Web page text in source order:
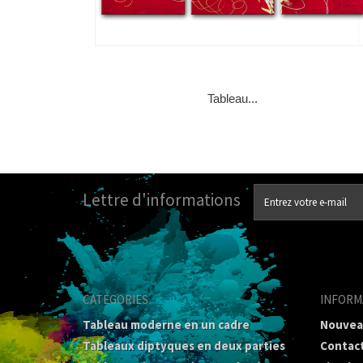
Tableau...
Lettre d'informations
CATÉGORIES
Tableau moderne en un cadre
Tableaux diptyques en deux parties